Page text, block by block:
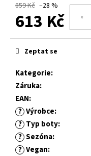
859 Kč –28 %
613 Kč
Měrná
cena:
Kategorie:
Záruka:
EAN:
? Výrobce:
? Typ boty:
? Sezóna:
? Vegan:
Zeptat se
JOMA
HORIZON
JUNIOR
BAREFOOT
2604
BLUE
Kč
Původně:
821
Kč